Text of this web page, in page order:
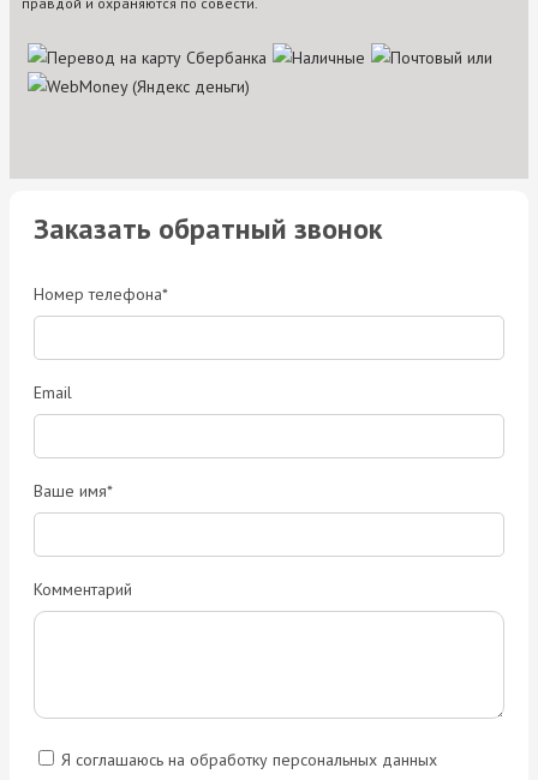
Заказать обратный звонок
Номер телефона*
Email
Ваше имя*
Комментарий
Я соглашаюсь на обработку персональных данных